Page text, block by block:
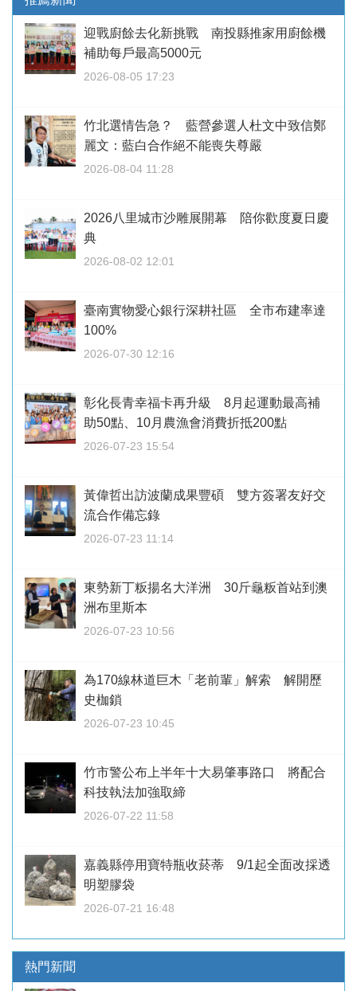
迎戰廚餘去化新挑戰 南投縣推家用廚餘機
補助每戶最高5000元
2026-08-05 17:23
竹北選情告急？ 藍營參選人杜文中致信鄭
麗文：藍白合作絕不能喪失尊嚴
2026-08-04 11:28
2026八里城市沙雕展開幕 陪你歡度夏日慶
典
2026-08-02 12:01
臺南實物愛心銀行深耕社區 全市布建率達
100%
2026-07-30 12:16
彰化長青幸福卡再升級 8月起運動最高補
助50點、10月農漁會消費折抵200點
2026-07-23 15:54
黃偉哲出訪波蘭成果豐碩 雙方簽署友好交
流合作備忘錄
2026-07-23 11:14
東勢新丁粄揚名大洋洲 30斤龜粄首站到澳
洲布里斯本
2026-07-23 10:56
為170線林道巨木「老前輩」解索 解開歷
史枷鎖
2026-07-23 10:45
竹市警公布上半年十大易肇事路口 將配合
科技執法加強取締
2026-07-22 11:58
嘉義縣停用寶特瓶收菸蒂 9/1起全面改採透
明塑膠袋
2026-07-21 16:48
熱門新聞